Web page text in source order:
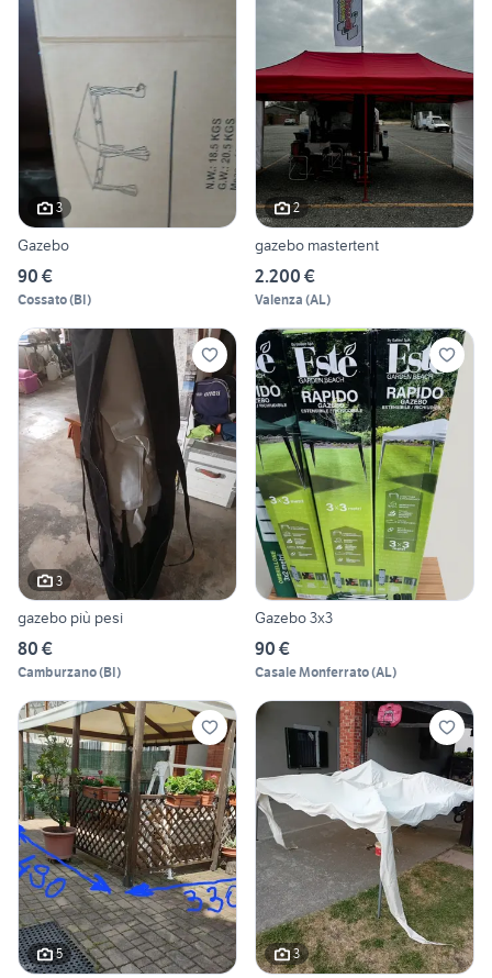
3
Gazebo
90 €
Cossato(BI)
2
gazebo mastertent
2.200 €
Valenza (AL)
3
gazebo più pesi
80 €
Camburzano(BI)
Gazebo 3x3
90 €
Casale Monferrato(AL)
5 3